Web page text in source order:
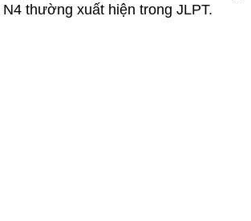
thường xuất hiện trong JLPT.